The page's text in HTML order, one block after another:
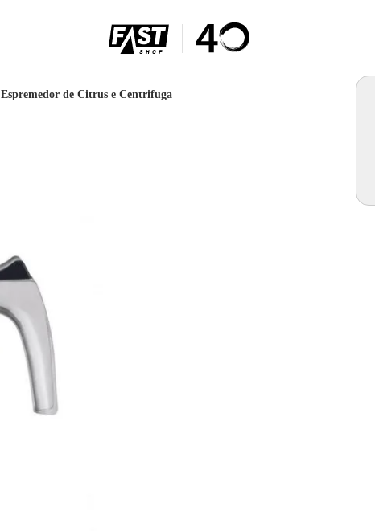
Espremedor de Citrus e Centrifuga